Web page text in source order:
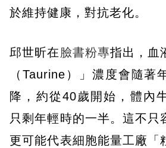
於維持健康，對抗老化。
邱世昕在臉書粉專指出，血
（Taurine）」濃度會隨著
降，約從40歲開始，體內
只剩年輕時的一半。這不只
更可能代表細胞能量工廠「